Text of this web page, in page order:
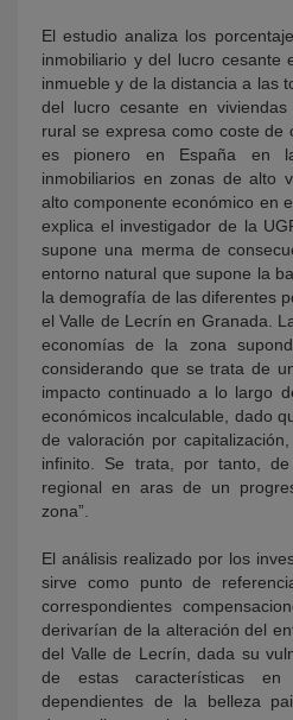
El estudio analiza los
inmobiliario y del lucro cesante
inmueble y de la distancia a las
del lucro cesante en
rural se expresa como coste de
es pionero en España en
inmobiliarios en zonas de alto
alto componente económico en
explica el investigador de la
supone una merma de
entorno natural que supone la
la demografía de las diferentes
el Valle de Lecrín en Granada.
economías de la zona
considerando que se trata de
impacto continuado a lo largo
económicos incalculable, dado
de valoración por
infinito. Se trata, por tanto,
regional en aras de un
zona”.
El análisis realizado por los
sirve como punto de
correspondientes
derivarían de la alteración del
del Valle de Lecrín, dada su
de estas características en
dependientes de la belleza